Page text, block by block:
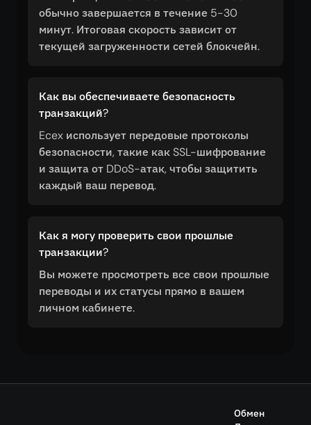
обычно завершается в течение 5-30
минут. Итоговая скорость зависит от
текущей загруженности сетей блокчейн.
Как вы обеспечиваете безопасность
транзакций?
Ecex использует передовые протоколы
безопасности, такие как SSL-шифрование
и защита от DDoS-атак, чтобы защитить
каждый ваш перевод.
Как я могу проверить свои прошлые
транзакции?
Вы можете просмотреть все свои прошлые
переводы и их статусы прямо в вашем
личном кабинете.
Обмен